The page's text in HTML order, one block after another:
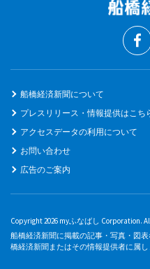
船橋経済新聞について
プレスリリース・情報提供はこち
アクセスデータの利用について
お問い合わせ
広告のご案内
Copyright 2026 myふなばし Corporation.
船橋経済新聞に掲載の記事・写真・図
橋経済新聞またはその情報提供者に属し